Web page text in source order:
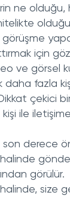
ne olduğu,
için
ve görsel
daha fazla
çekici
ile
son derece
halinde
görülür.
size